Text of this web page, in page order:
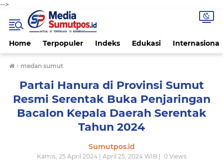
-->
Home Terpopuler Indeks Edukasi Internasional
› medan sumut
Partai Hanura di Provinsi Sumut
Resmi Serentak Buka Penjaringan
Bacalon Kepala Daerah Serentak
Tahun 2024
Sumutpos.id
Kamis, 25 April 2024 | April 25, 2024 WIB | 0Views